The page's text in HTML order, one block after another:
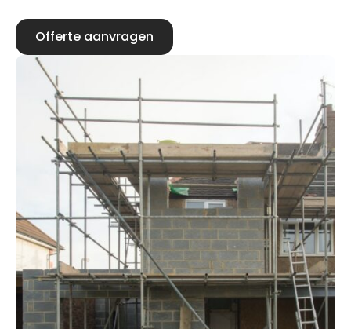
Offerte aanvragen